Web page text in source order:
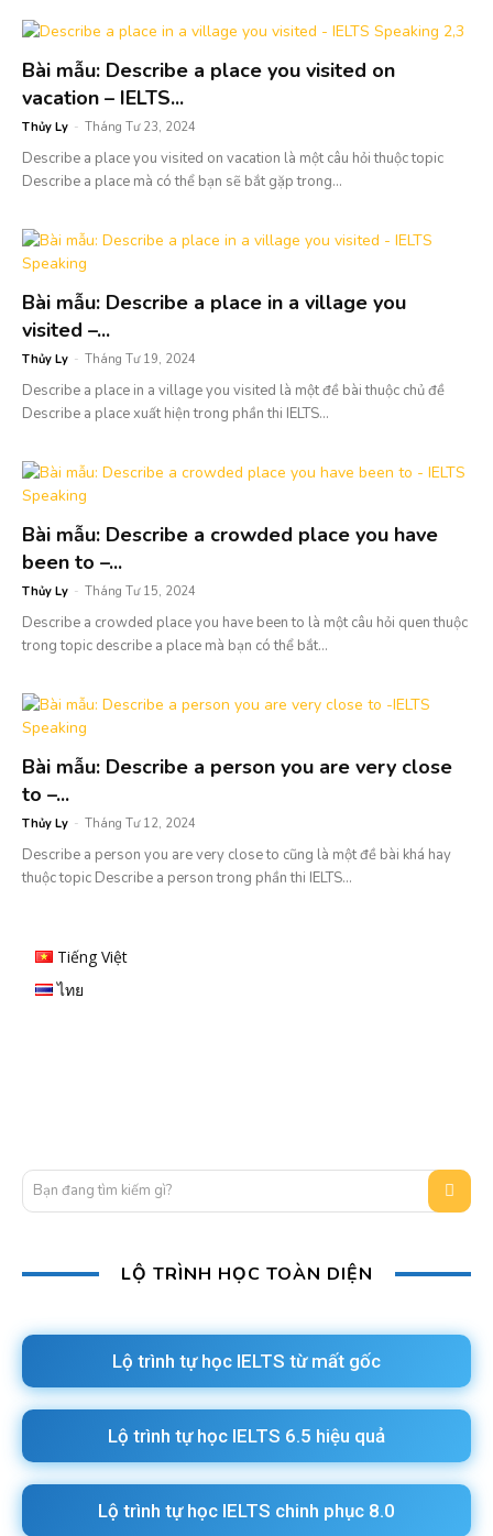
Bài mẫu: Describe a place you visited on
vacation – IELTS...
Thủy Ly - Tháng Tư 23, 2024
Describe a place you visited on vacation là một câu hỏi thuộc topic
Describe a place mà có thể bạn sẽ bắt gặp trong...
Bài mẫu: Describe a place in a village you
visited –...
Thủy Ly - Tháng Tư 19, 2024
Describe a place in a village you visited là một đề bài thuộc chủ đề
Describe a place xuất hiện trong phần thi IELTS...
Bài mẫu: Describe a crowded place you have
been to –...
Thủy Ly - Tháng Tư 15, 2024
Describe a crowded place you have been to là một câu hỏi quen thuộc
trong topic describe a place mà bạn có thể bắt...
Bài mẫu: Describe a person you are very close
to –...
Thủy Ly - Tháng Tư 12, 2024
Describe a person you are very close to cũng là một đề bài khá hay
thuộc topic Describe a person trong phần thi IELTS...
Tiếng Việt
ไทย
Bạn đang tìm kiếm gì?
LỘ TRÌNH HỌC TOÀN DIỆN
Lộ trình tự học IELTS từ mất gốc
Lộ trình tự học IELTS 6.5 hiệu quả
Lộ trình tự học IELTS chinh phục 8.0